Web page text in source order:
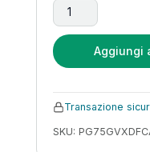
Orecchini in
Aggiungi
Transazione
SKU: